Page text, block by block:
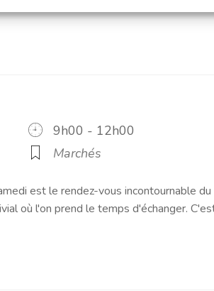
9h00 - 12h00
Marchés
est le rendez-vous incontournable du
où l'on prend le temps d'échanger.